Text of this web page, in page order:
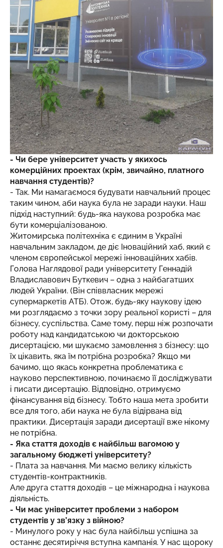
- Чи бере університет участь у якихось
комерційних проектах (крім, звичайно, платного
навчання студентів)?
- Так. Ми намагаємося будувати навчальний процес
таким чином, аби наука була не заради науки. Наш
підхід наступний: будь-яка наукова розробка має
бути комерціалізованою.
Житомирська політехніка є єдиним в Україні
навчальним закладом, де діє Іноваційний хаб, який є
членом європейської мережі інноваційних хабів.
Голова Наглядової ради університету Геннадій
Владиславович Буткевич – одна з найбагатших
людей України. (Він співвласник мережі
супермаркетів АТБ). Отож, будь-яку наукову ідею
ми розглядаємо з точки зору реальної користі – для
бізнесу, суспільства. Саме тому, перш ніж розпочати
роботу над кандидатською чи докторською
дисертацією, ми шукаємо замовлення з бізнесу: що
їх цікавить, яка їм потрібна розробка? Якщо ми
бачимо, що якась конкретна проблематика є
науково перспективною, починаємо її досліджувати
і писати дисертацію. Відповідно, отримуємо
фінансування від бізнесу. Тобто наша мета зробити
все для того, аби наука не була відірвана від
практики. Дисертація заради дисертації вже нікому
не потрібна.
- Яка стаття доходів є найбільш вагомою у
загальному бюджеті університету?
- Плата за навчання. Ми маємо велику кількість
студентів-контрактників.
Але друга стаття доходів – це міжнародна і наукова
діяльність.
- Чи має університет проблеми з набором
студентів у зв’язку з війною?
- Минулого року у нас була найбільш успішна за
останнє десятиріччя вступна кампанія. У нас щороку